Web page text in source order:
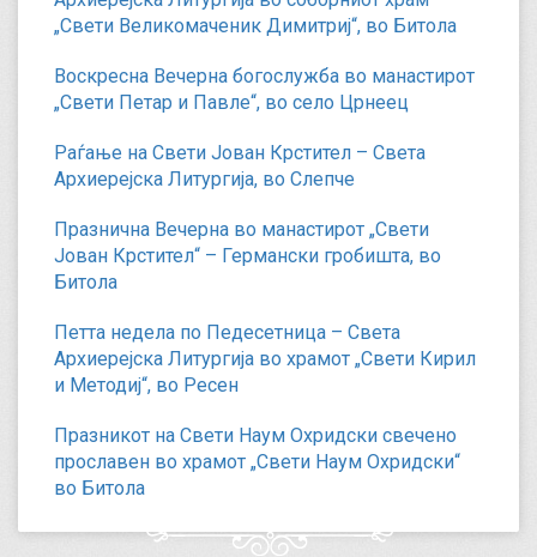
„Свети Великомаченик Димитриј“, во Битола
Воскресна Вечерна богослужба во манастирот
„Свети Петар и Павле“, во село Црнеец
Раѓање на Свети Јован Крстител – Света
Архиерејска Литургија, во Слепче
Празнична Вечерна во манастирот „Свети
Јован Крстител“ – Германски гробишта, во
Битола
Петта недела по Педесетница – Света
Архиерејска Литургија во храмот „Свети Кирил
и Методиј“, во Ресен
Празникот на Свети Наум Охридски свечено
прославен во храмот „Свети Наум Охридски“
во Битола